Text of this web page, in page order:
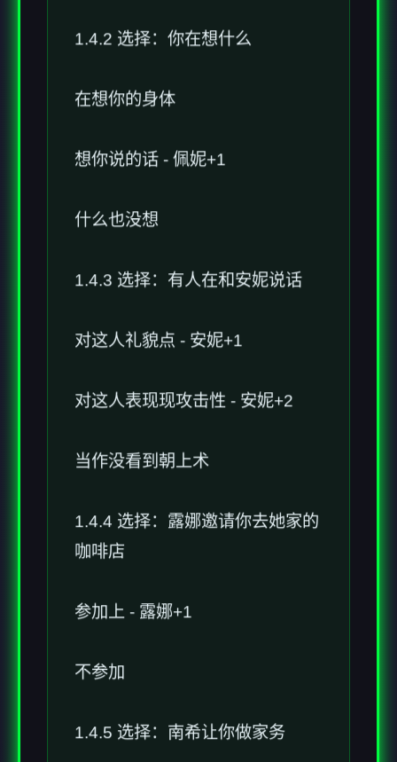
1.4.2 选择：你在想什么
在想你的身体
想你说的话 - 佩妮+1
什么也没想
1.4.3 选择：有人在和安妮说话
对这人礼貌点 - 安妮+1
对这人表现现攻击性 - 安妮+2
当作没看到朝上术
1.4.4 选择：露娜邀请你去她家的
咖啡店
参加上 - 露娜+1
不参加
1.4.5 选择：南希让你做家务